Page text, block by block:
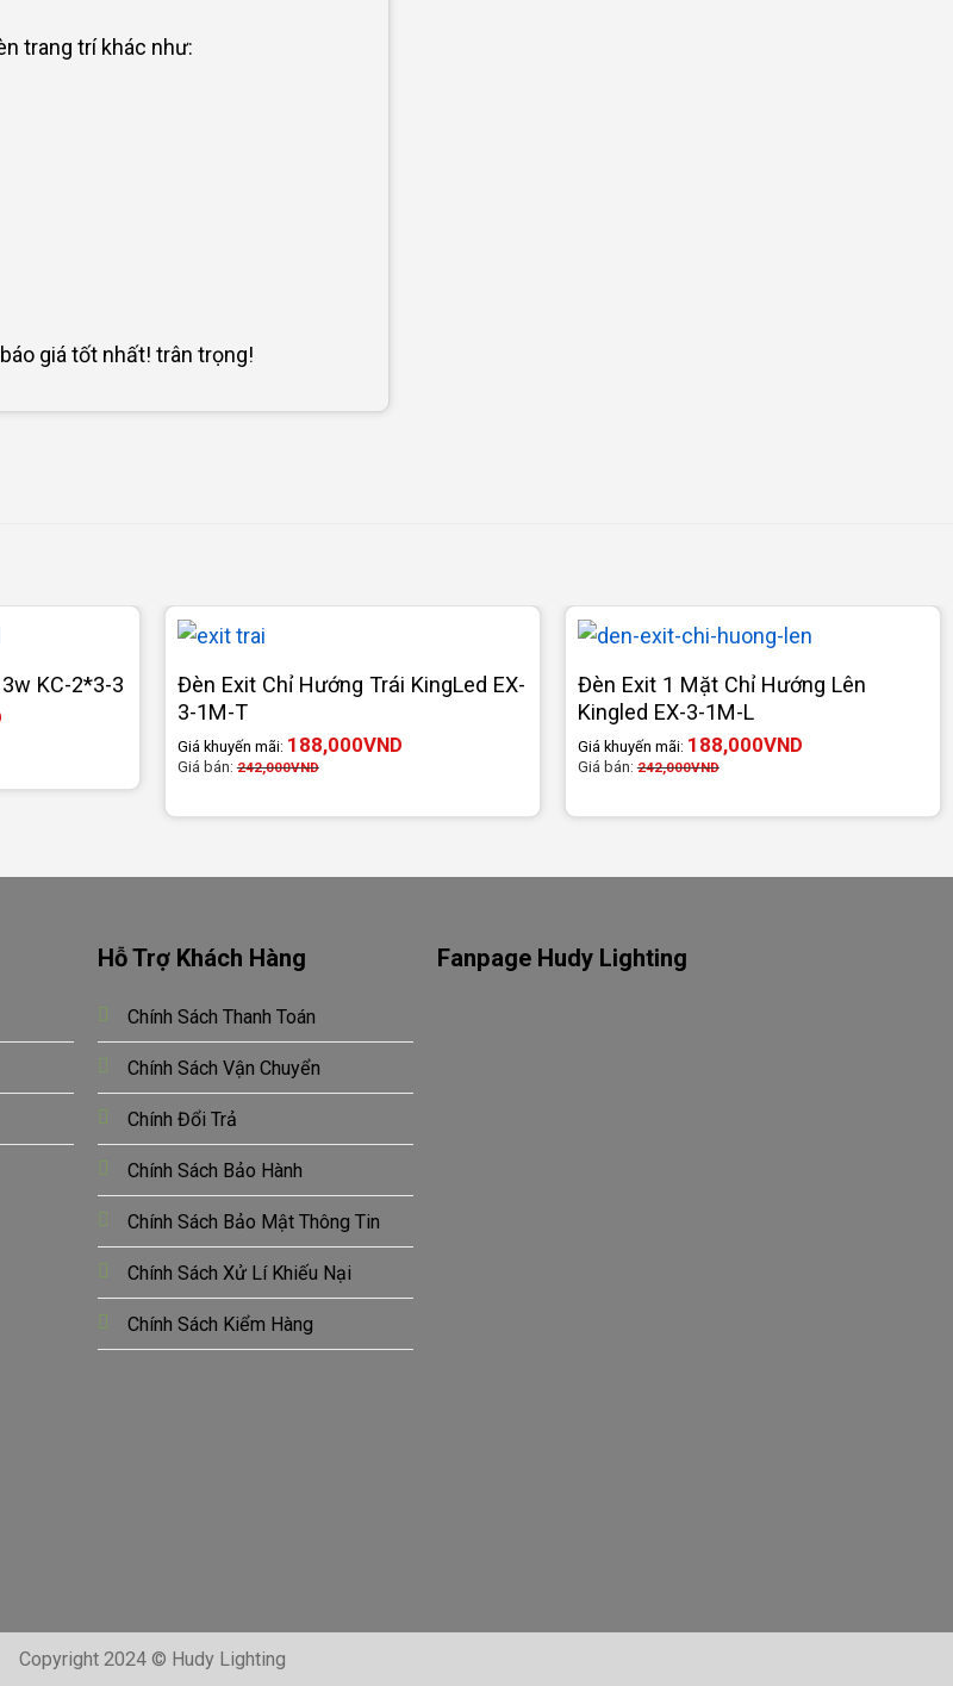
trang trí khác như:
giá tốt nhất! trân trọng!
KC-2*3-3
Đèn Exit Chỉ Hướng Trái KingLed EX-
3-1M-T
Giá khuyến mãi: 188,000VND
Giá bán:242,000VND
Đèn Exit 1 Mặt Chỉ Hướng Lên
Kingled EX-3-1M-L
Giá khuyến mãi: 188,000VND
Giá bán:242,000VND
Hỗ Trợ Khách Hàng
Chính Sách Thanh Toán
Chính Sách Vận Chuyển
Chính Đổi Trả
Chính Sách Bảo Hành
Chính Sách Bảo Mật Thông Tin
Chính Sách Xử Lí Khiếu Nại
Chính Sách Kiểm Hàng
Fanpage Hudy Lighting
Copyright 2024 © Hudy Lighting